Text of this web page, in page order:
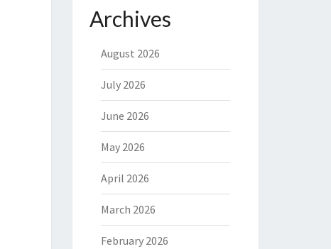
Archives
August 2026
July 2026
June 2026
May 2026
April 2026
March 2026
February 2026